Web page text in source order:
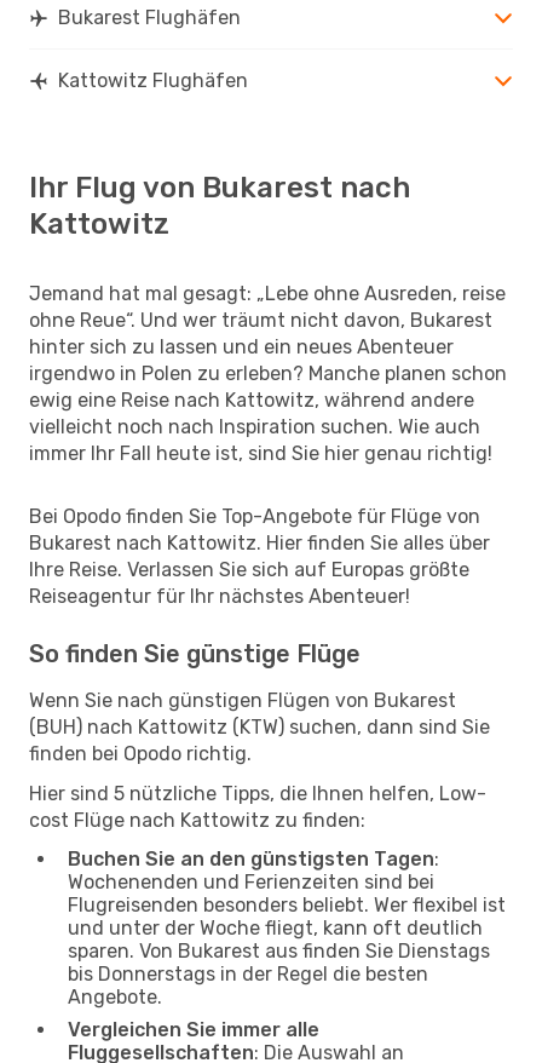
Bukarest Flughäfen
Kattowitz Flughäfen
Ihr Flug von Bukarest nach
Kattowitz
Jemand hat mal gesagt: „Lebe ohne Ausreden, reise
ohne Reue“. Und wer träumt nicht davon, Bukarest
hinter sich zu lassen und ein neues Abenteuer
irgendwo in Polen zu erleben? Manche planen schon
ewig eine Reise nach Kattowitz, während andere
vielleicht noch nach Inspiration suchen. Wie auch
immer Ihr Fall heute ist, sind Sie hier genau richtig!
Bei Opodo finden Sie Top-Angebote für Flüge von
Bukarest nach Kattowitz. Hier finden Sie alles über
Ihre Reise. Verlassen Sie sich auf Europas größte
Reiseagentur für Ihr nächstes Abenteuer!
So finden Sie günstige Flüge
Wenn Sie nach günstigen Flügen von Bukarest
(BUH) nach Kattowitz (KTW) suchen, dann sind Sie
finden bei Opodo richtig.
Hier sind 5 nützliche Tipps, die Ihnen helfen, Low-
cost Flüge nach Kattowitz zu finden:
Buchen Sie an den günstigsten Tagen:
Wochenenden und Ferienzeiten sind bei
Flugreisenden besonders beliebt. Wer flexibel ist
und unter der Woche fliegt, kann oft deutlich
sparen. Von Bukarest aus finden Sie Dienstags
bis Donnerstags in der Regel die besten
Angebote.
Vergleichen Sie immer alle
Fluggesellschaften: Die Auswahl an